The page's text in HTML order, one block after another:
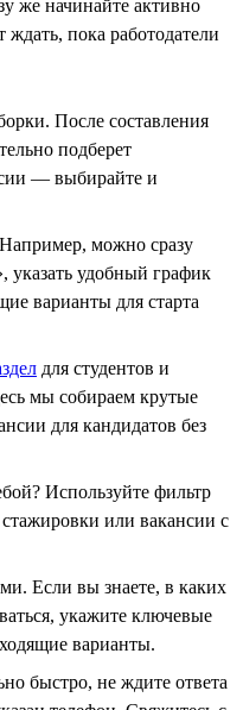
же начинайте активно
ждать, пока работодатели
После составления
подберет
— выбирайте и
можно сразу
указать удобный график
варианты для старта
для студентов и
мы собираем крутые
для кандидатов без
Используйте фильтр
или вакансии с
Если вы знаете, в каких
укажите ключевые
варианты.
быстро, не ждите ответа